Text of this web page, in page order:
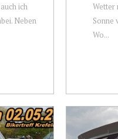
ich
Neben
Wetter
Sonne
Wo...